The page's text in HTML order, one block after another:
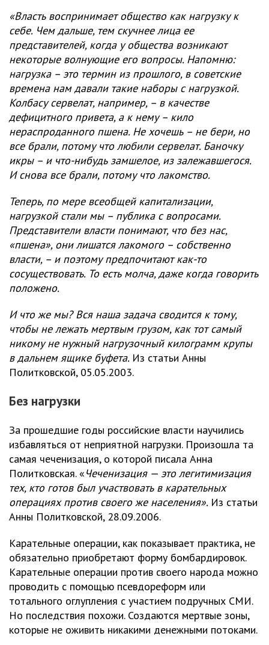
«Власть воспринимает общество как нагрузку к
себе. Чем дальше, тем скучнее лица ее
представителей, когда у общества возникают
некоторые волнующие его вопросы. Напомню:
нагрузка – это термин из прошлого, в советские
времена нам давали такие наборы с нагрузкой.
Колбасу сервелат, например, – в качестве
дефицитного привета, а к нему – кило
нераспроданного пшена. Не хочешь – не бери, но
все брали, потому что любили сервелат. Баночку
икры – и что-нибудь замшелое, из залежавшегося.
И снова все брали, потому что лакомство.
Теперь, по мере всеобщей капитализации,
нагрузкой стали мы – публика с вопросами.
Представители власти понимают, что без нас,
«пшена», они лишатся лакомого – собственно
власти, – и поэтому предпочитают как-то
сосуществовать. То есть молча, даже когда говорить
положено.
И что же мы? Вся наша задача сводится к тому,
чтобы не лежать мертвым грузом, как тот самый
никому не нужный нагрузочный килограмм крупы
в дальнем ящике буфета. Из статьи Анны
Политковской, 05.05.2003.
Без нагрузки
За прошедшие годы российские власти научились
избавляться от неприятной нагрузки. Произошла та
самая чеченизация, о которой писала Анна
Политковская. «Чеченизация — это легитимизация
тех, кто готов был участвовать в карательных
операциях против своего же населения». Из статьи
Анны Политковской, 28.09.2006.
Карательные операции, как показывает практика, не
обязательно приобретают форму бомбардировок.
Карательные операции против своего народа можно
проводить с помощью псевдореформ или
тотального оглупления с участием подручных СМИ.
Но последствия похожи. Создаются мертвые зоны,
которые не оживить никакими денежными потоками.